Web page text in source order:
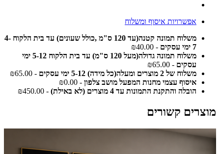
אפשרויות איסוף ומשלוח
משלוח תמונה קטנה(עד 120 ס"מ ,כולל שעונים) עד בית הלקוח 4-
7 ימי עסקים
- ₪40.00
משלוח תמונה גדולה(מעל 120 ס"מ) עד בית הלקוח 5-12 ימי
עסקים - ₪65.00
משלוח של 2 מוצרים ומעלה(כל מידה) 5-12 ימי עסקים
- ₪65.00
איסוף עצמי מחנות המפעל מושב צלפון - ₪0.00
הובלה והתקנת התמונות עד 4 מוצרים (לא באילת)
- ₪450.00
מוצרים קשורים